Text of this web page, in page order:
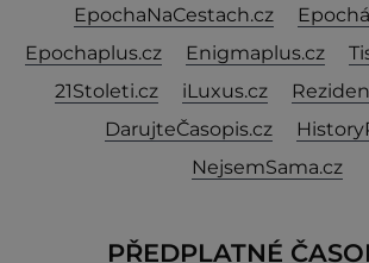
EpochaNaCestach.cz
Epochaplus.cz
Enigmaplus.cz
21Stoleti.cz
iLuxus.cz
DarujteČasopis.cz
NejsemSama.cz
PŘEDPLATNÉ